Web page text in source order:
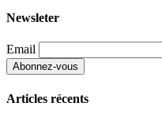
Newsleter
Email
Articles récents